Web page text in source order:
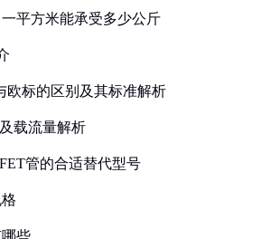
平方米能承受多少公斤
欧标的区别及其标准解析
载流量解析
管的合适替代型号
些